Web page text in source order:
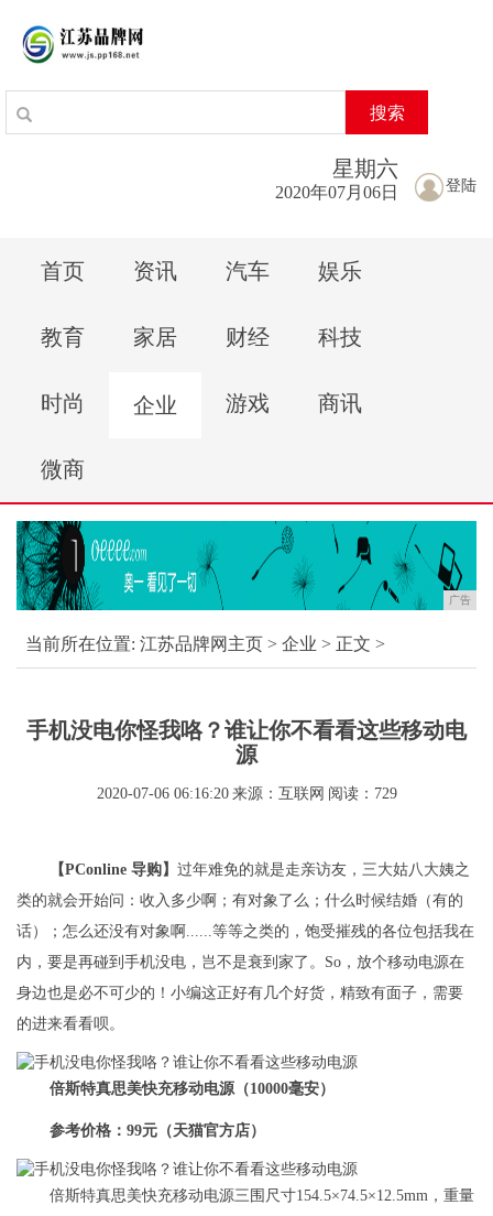
搜索
登陆
星期六
2020年07月06日
首页 资讯 汽车 娱乐
教育 家居 财经 科技
时尚 企业 游戏 商讯
微商
广告
当前所在位置: 江苏品牌网主页 > 企业 > 正文 >
手机没电你怪我咯？谁让你不看看这些移动电
源
2020-07-06 06:16:20 来源：互联网 阅读：729
【PConline 导购】 过年难免的就是走亲访友，三大姑八大姨之
类的就会开始问：收入多少啊；有对象了么；什么时候结婚（有的
话）；怎么还没有对象啊......等等之类的，饱受摧残的各位包括我在
内，要是再碰到手机没电，岂不是衰到家了。So，放个移动电源在
身边也是必不可少的！小编这正好有几个好货，精致有面子，需要
的进来看看呗。
倍斯特真思美快充移动电源（10000毫安）
参考价格：99元（天猫官方店）
倍斯特真思美快充移动电源三围尺寸154.5×74.5×12.5mm，重量